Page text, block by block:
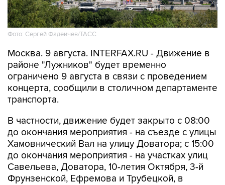
Фото: Сергей Фадеичев/ТАСС
Москва. 9 августа. INTERFAX.RU - Движение в
районе "Лужников" будет временно
ограничено 9 августа в связи с проведением
концерта, сообщили в столичном департаменте
транспорта.
В частности, движение будет закрыто с 08:00
до окончания мероприятия - на съезде с улицы
Хамовнический Вал на улицу Доватора; с 15:00
до окончания мероприятия - на участках улиц
Савельева, Доватора, 10-летия Октября, 3-й
Фрунзенской, Ефремова и Трубецкой, в